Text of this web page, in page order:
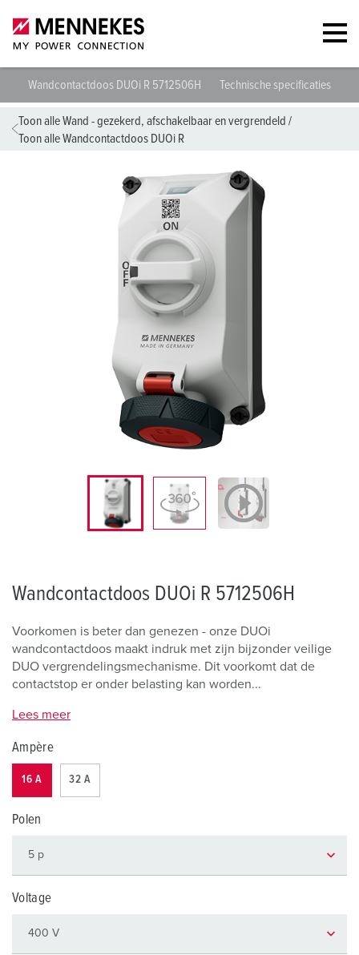
Wandcontactdoos DUOi R 5712506H Technische specificaties
Toon alle Wand - gezekerd, afschakelbaar en vergrendeld /
Toon alle Wandcontactdoos DUOi R
Wandcontactdoos DUOi R 5712506H
Voorkomen is beter dan genezen - onze DUOi
wandcontactdoos maakt indruk met zijn bijzonder veilige
DUO vergrendelingsmechanisme. Dit voorkomt dat de
contactstop er onder belasting kan worden...
Lees meer
Ampère
16 A 32 A
Polen
Voltage